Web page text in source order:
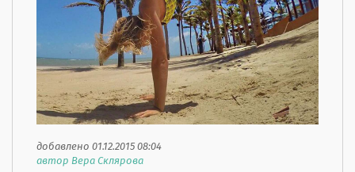
добавлено 01.12.2015 08:04
автор Вера Склярова